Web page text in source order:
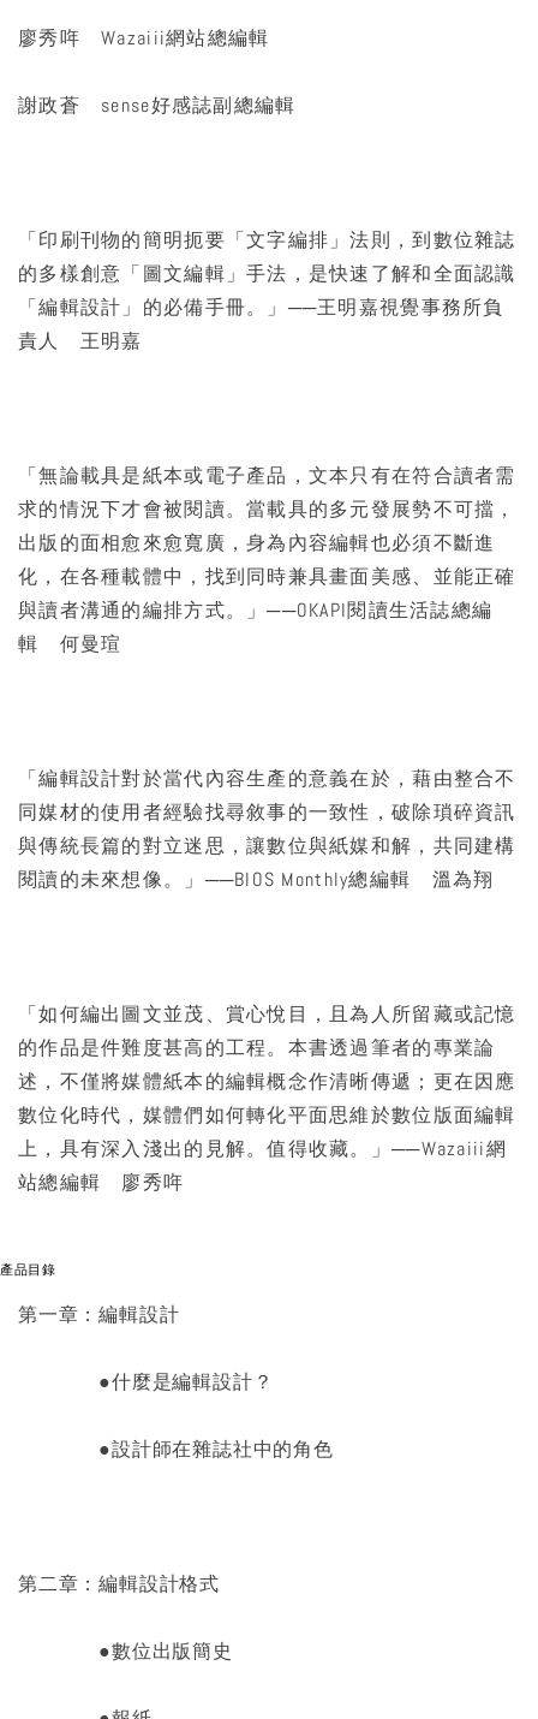
廖秀哖 Wazaiii網站總編輯
謝政蒼 sense好感誌副總編輯
「印刷刊物的簡明扼要「文字編排」法則，到數位雜誌
的多樣創意「圖文編輯」手法，是快速了解和全面認識
「編輯設計」的必備手冊。」──王明嘉視覺事務所負
責人 王明嘉
「無論載具是紙本或電子產品，文本只有在符合讀者需
求的情況下才會被閱讀。當載具的多元發展勢不可擋，
出版的面相愈來愈寬廣，身為內容編輯也必須不斷進
化，在各種載體中，找到同時兼具畫面美感、並能正確
與讀者溝通的編排方式。」──OKAPI閱讀生活誌總編
輯 何曼瑄
「編輯設計對於當代內容生產的意義在於，藉由整合不
同媒材的使用者經驗找尋敘事的一致性，破除瑣碎資訊
與傳統長篇的對立迷思，讓數位與紙媒和解，共同建構
閱讀的未來想像。」──BIOS Monthly總編輯 溫為翔
「如何編出圖文並茂、賞心悅目，且為人所留藏或記憶
的作品是件難度甚高的工程。本書透過筆者的專業論
述，不僅將媒體紙本的編輯概念作清晰傳遞；更在因應
數位化時代，媒體們如何轉化平面思維於數位版面編輯
上，具有深入淺出的見解。值得收藏。」──Wazaiii網
站總編輯 廖秀哖
產品目錄
第一章：編輯設計
●什麼是編輯設計？
●設計師在雜誌社中的角色
第二章：編輯設計格式
●數位出版簡史